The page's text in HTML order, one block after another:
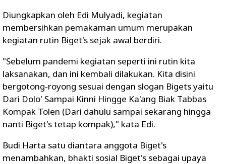
Diungkapkan oleh Edi Mulyadi, kegiatan
membersihkan pemakaman umum merupakan
kegiatan rutin Biget's sejak awal berdiri.
"Sebelum pandemi kegiatan seperti ini rutin kita
laksanakan, dan ini kembali dilakukan. Kita disini
bergotong-royong sesuai dengan slogan Bigets yaitu
Dari Dolo' Sampai Kinni Hingge Ka'ang Biak Tabbas
Kompak Tolen (Dari dahulu sampai sekarang hingga
nanti Biget's tetap kompak)," kata Edi.
Budi Harta satu diantara anggota Biget's
menambahkan, bhakti sosial Biget's sebagai upaya